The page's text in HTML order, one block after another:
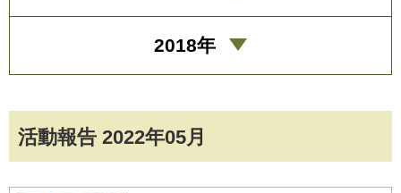
活動報告 2022年05月
2018年